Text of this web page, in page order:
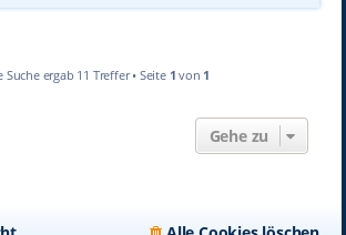
Suche ergab 11 Treffer • Seite 1 von 1
Gehe zu